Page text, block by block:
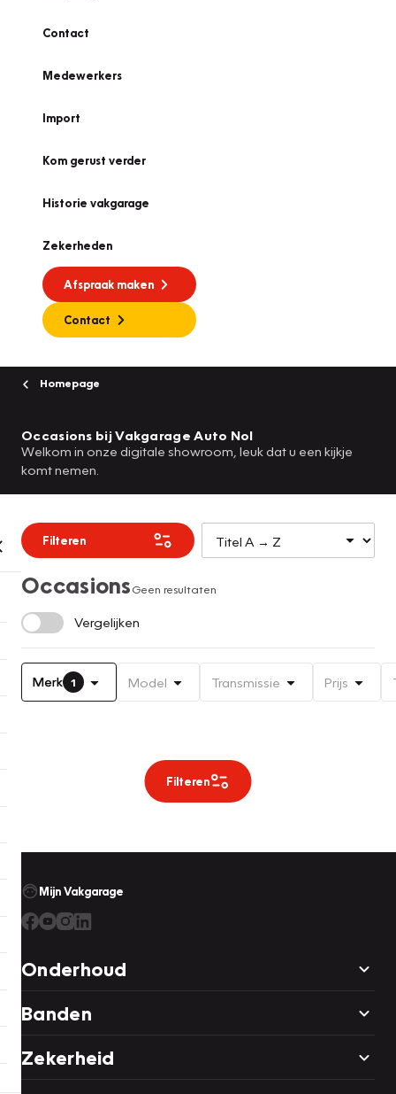
Contact
Medewerkers
Import
Kom gerust verder
Historie vakgarage
Zekerheden
Afspraak maken
Contact
Homepage
Occasions bij Vakgarage Auto Nol
Welkom in onze digitale showroom, leuk dat u een kijkje
komt nemen.
Filteren
OccasionsGeen resultaten
Vergelijken
Merk 1 Model Transmissie Prijs
Filteren
Mijn Vakgarage
Onderhoud
Banden
Zekerheid